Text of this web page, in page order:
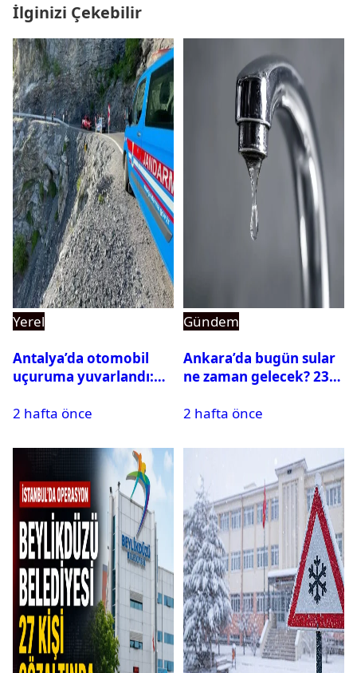
İlginizi Çekebilir
Yerel
Antalya’da otomobil
uçuruma yuvarlandı:
var
2 hafta önce
Gündem
Ankara’da bugün sular
ne zaman gelecek? 23
su kesintisi sorgulama
2 hafta önce